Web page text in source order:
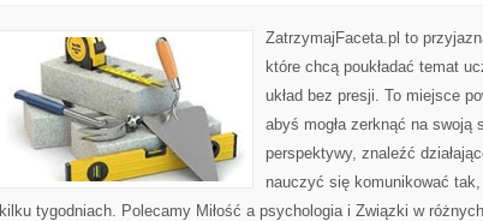
ZatrzymajFaceta.pl to
które chcą poukładać temat
układ bez presji. To miejsce
abyś mogła zerknąć na swoją
perspektywy, znaleźć
nauczyć się komunikować
kilku tygodniach. Polecamy Miłość a psychologia i Związki w